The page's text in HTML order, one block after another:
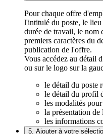
Pour chaque offre
l'intitulé du poste, le
durée de travail, le nom
premiers caractères du
publication de l'offre.
Vous accédez au détail
ou sur le logo sur la
le détail du poste
le détail du profil
les modalités
la présentation de
les informations
5. Ajouter à votre